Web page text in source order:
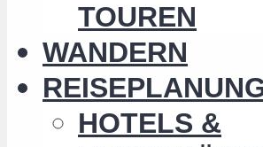
TOUREN
WANDERN
HOTELS &